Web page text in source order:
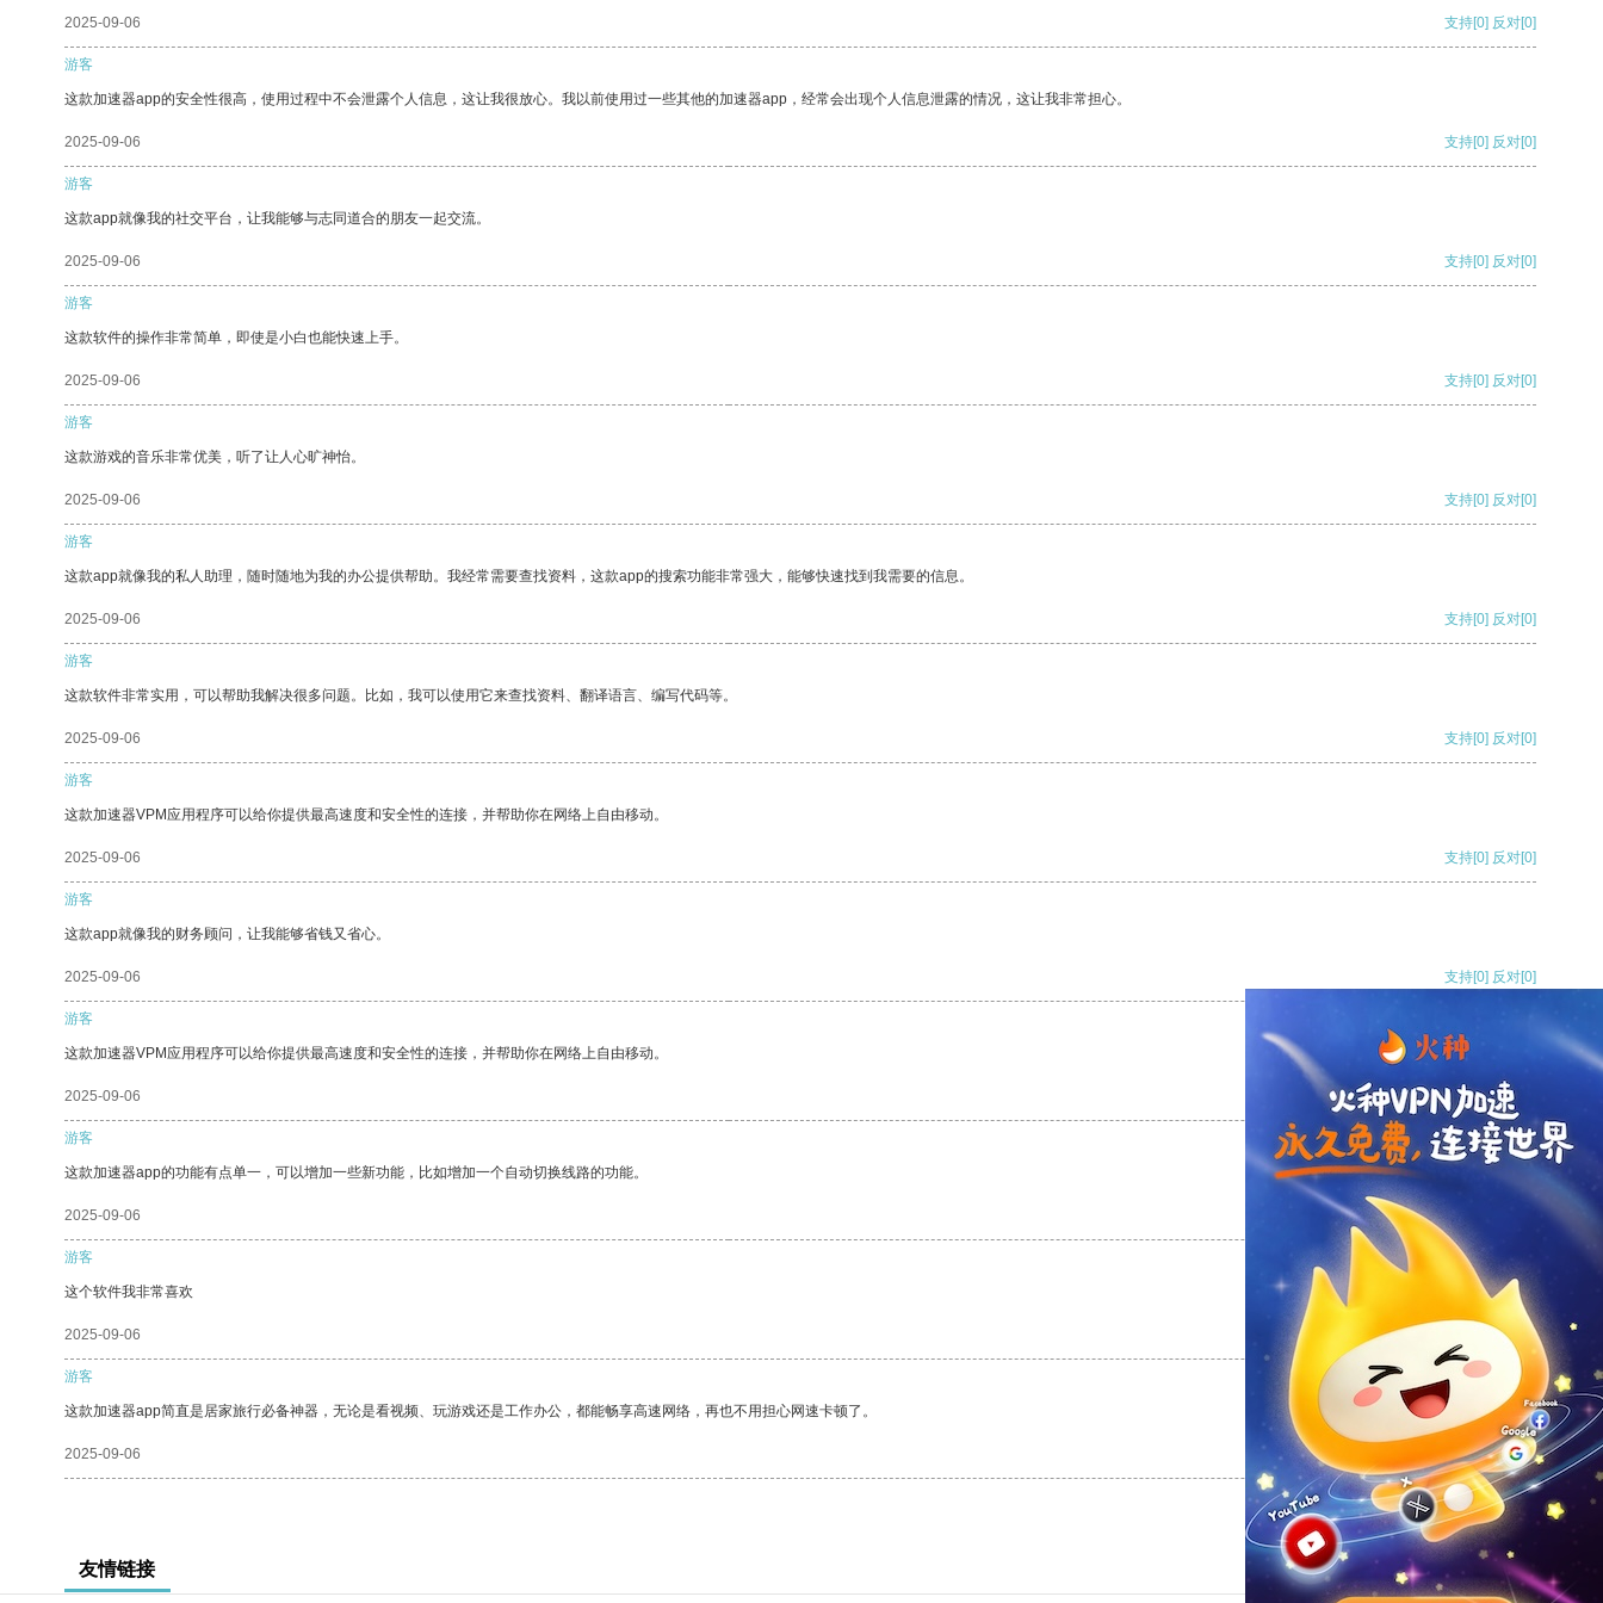
2025-09-06 支持[0] 反对[0]
游客
这款加速器app的安全性很高，使用过程中不会泄露个人信息，这让我很放心。我以前使用过一些其他的加速器app，经常会出现个人信息泄露的情况，这让我非常担心。
2025-09-06 支持[0] 反对[0]
游客
这款app就像我的社交平台，让我能够与志同道合的朋友一起交流。
2025-09-06 支持[0] 反对[0]
游客
这款软件的操作非常简单，即使是小白也能快速上手。
2025-09-06 支持[0] 反对[0]
游客
这款游戏的音乐非常优美，听了让人心旷神怡。
2025-09-06 支持[0] 反对[0]
游客
这款app就像我的私人助理，随时随地为我的办公提供帮助。我经常需要查找资料，这款app的搜索功能非常强大，能够快速找到我需要的信息。
2025-09-06 支持[0] 反对[0]
游客
这款软件非常实用，可以帮助我解决很多问题。比如，我可以使用它来查找资料、翻译语言、编写代码等。
2025-09-06 支持[0] 反对[0]
游客
这款加速器VPM应用程序可以给你提供最高速度和安全性的连接，并帮助你在网络上自由移动。
2025-09-06 支持[0] 反对[0]
游客
这款app就像我的财务顾问，让我能够省钱又省心。
2025-09-06 支持[0] 反对[0]
游客
这款加速器VPM应用程序可以给你提供最高速度和安全性的连接，并帮助你在网络上自由移动。
2025-09-06 支持[0] 反对
游客
这款加速器app的功能有点单一，可以增加一些新功能，比如增加一个自动切换线路的功能。
2025-09-06 支持
游客
这个软件我非常喜欢
2025-09-06 反对 [0]
游客
这款加速器app简直是居家旅行必备神器，无论是看视频、玩游戏还是工作办公，都能畅享高速网络，再也不用担心网速卡顿了。
2025-09-06 支持[0] 反对[0]
友情链接